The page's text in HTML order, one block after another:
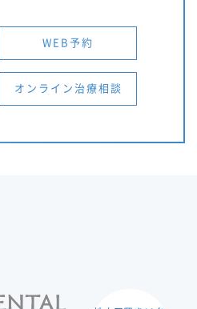
WEB予約
オンライン治療相談